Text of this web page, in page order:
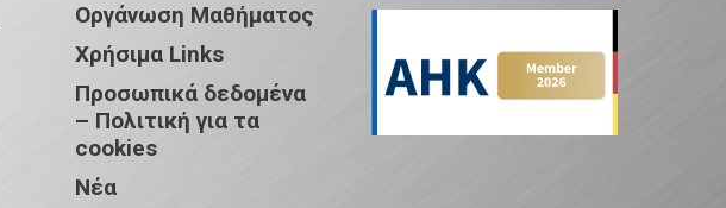
Οργάνωση Μαθήματος
Χρήσιμα Links
Προσωπικά δεδομένα
– Πολιτική για τα
cookies
Νέα